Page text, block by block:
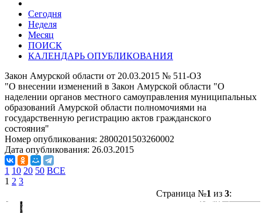
Сегодня
Неделя
Месяц
ПОИСК
КАЛЕНДАРЬ ОПУБЛИКОВАНИЯ
Закон Амурской области от 20.03.2015 № 511-ОЗ
"О внесении изменений в Закон Амурской области "О
наделении органов местного самоуправления муниципальных
образований Амурской области полномочиями на
государственную регистрацию актов гражданского
состояния"
Номер опубликования: 2800201503260002
Дата опубликования: 26.03.2015
1 10 20 50 ВСЕ
1 2 3
Страница №1 из 3: